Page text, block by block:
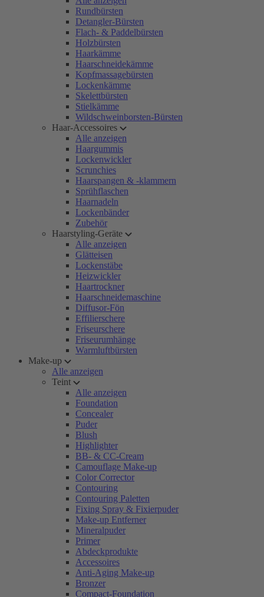
Rundbürsten
Detangler-Bürsten
Flach- & Paddelbürsten
Holzbürsten
Haarkämme
Haarschneidekämme
Kopfmassagebürsten
Lockenkämme
Skelettbürsten
Stielkämme
Wildschweinborsten-Bürsten
Haar-Accessoires
Alle anzeigen
Haargummis
Lockenwickler
Scrunchies
Haarspangen & -klammern
Sprühflaschen
Haarnadeln
Lockenbänder
Zubehör
Haarstyling-Geräte
Alle anzeigen
Glätteisen
Lockenstäbe
Heizwickler
Haartrockner
Haarschneidemaschine
Diffusor-Fön
Effilierschere
Friseurschere
Friseurumhänge
Warmluftbürsten
Make-up
Alle anzeigen
Teint
Alle anzeigen
Foundation
Concealer
Puder
Blush
Highlighter
BB- & CC-Cream
Camouflage Make-up
Color Corrector
Contouring
Contouring Paletten
Fixing Spray & Fixierpuder
Make-up Entferner
Mineralpuder
Primer
Abdeckprodukte
Accessoires
Anti-Aging Make-up
Bronzer
Compact-Foundation